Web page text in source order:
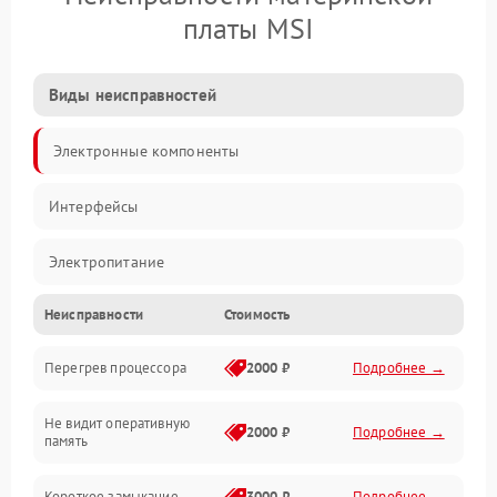
платы MSI
Виды неисправностей
Электронные компоненты
Интерфейсы
Электропитание
Корпус/Герметичность
Механика
ПО/Микропрограмма
Неисправности Стоимость
Перегрев процессора 2000 ₽ Подробнее →
Не видит оперативную
память
2000 ₽ Подробнее →